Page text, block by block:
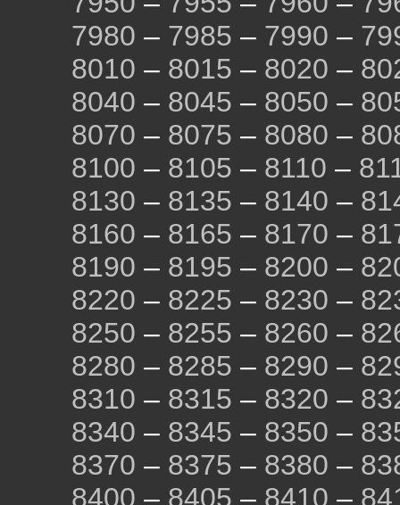
7980 – 7985 – 7990 –
8010 – 8015 – 8020 –
8040 – 8045 – 8050 –
8070 – 8075 – 8080 –
8100 – 8105 – 8110 –
8130 – 8135 – 8140 –
8160 – 8165 – 8170 –
8190 – 8195 – 8200 –
8220 – 8225 – 8230 –
8250 – 8255 – 8260 –
8280 – 8285 – 8290 –
8310 – 8315 – 8320 –
8340 – 8345 – 8350 –
8370 – 8375 – 8380 –
8400 – 8405 – 8410 –